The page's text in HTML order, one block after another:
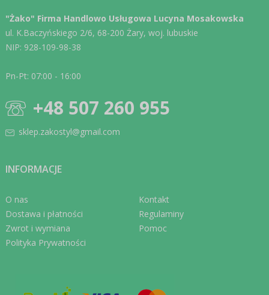
"Żako" Firma Handlowo Usługowa Lucyna Mosakowska
ul. K.Baczyńskiego 2/6, 68-200 Żary, woj. lubuskie
NIP: 928-109-98-38
Pn-Pt: 07:00 - 16:00
+48 507 260 955
sklep.zakostyl@gmail.com
INFORMACJE
O nas
Dostawa i płatności
Zwrot i wymiana
Polityka Prywatności
Kontakt
Regulaminy
Pomoc